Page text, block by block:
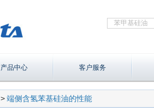
产品中心 客户服务
> 端侧含氢苯基硅油的性能